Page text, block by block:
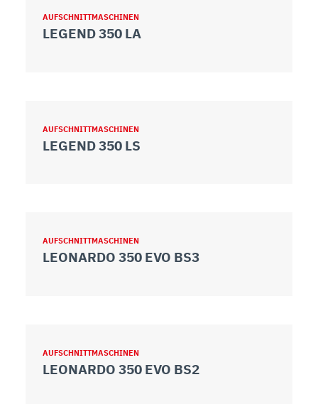
AUFSCHNITTMASCHINEN
LEGEND 350 LA
AUFSCHNITTMASCHINEN
LEGEND 350 LS
AUFSCHNITTMASCHINEN
LEONARDO 350 EVO BS3
AUFSCHNITTMASCHINEN
LEONARDO 350 EVO BS2